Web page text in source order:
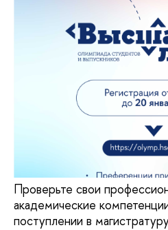
Проверьте свои
академические
поступлении в